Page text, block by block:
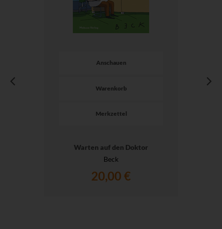
Anschauen
Warenkorb
Merkzettel
Warten auf den Doktor
Beck
20,00 €